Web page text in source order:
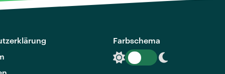
Farbschema